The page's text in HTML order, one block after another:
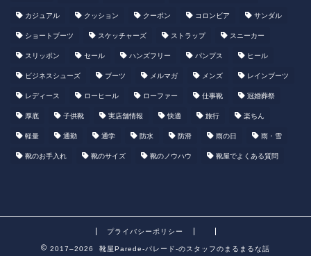
カジュアル クッション クーポン コロンビア サンダル
ショートブーツ スケッチャーズ ストラップ スニーカー
スリッポン セール ハンズフリー パンプス ヒール
ビジネスシューズ ブーツ メルマガ メンズ レインブーツ
レディース ローヒール ローファー 仕事靴 冠婚葬祭
厚底 子供靴 実店舗情報 快適 旅行 楽ちん
軽量 通勤 通学 防水 防滑 雨の日 雨・雪
靴のお手入れ 靴のサイズ 靴のノウハウ 靴屋でよくある質問
プライバシーポリシー
2017–2026 靴屋Parede-パレード-のスタッフのまるまるな話